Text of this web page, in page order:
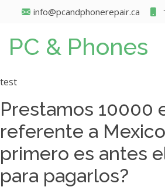
info@pcandphonerepair.ca
PC & Phones
test
Prestamos 10000
referente a
primero es antes
para pagarlos?